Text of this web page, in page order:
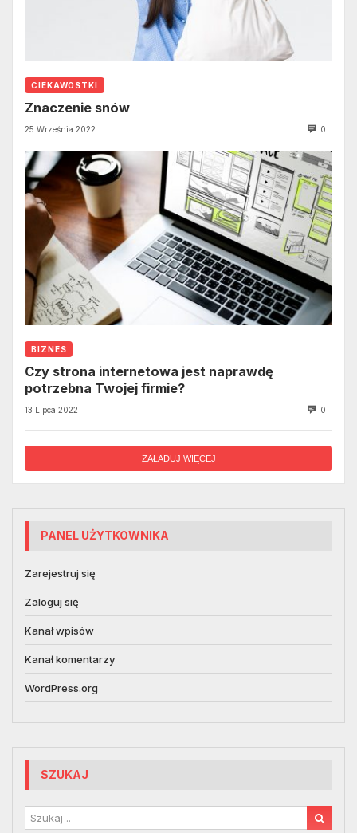
CIEKAWOSTKI
Znaczenie snów
25 Września 2022 0
BIZNES
Czy strona internetowa jest naprawdę
potrzebna Twojej firmie?
13 Lipca 2022 0
ZAŁADUJ WIĘCEJ
PANEL UŻYTKOWNIKA
Zarejestruj się
Zaloguj się
Kanał wpisów
Kanał komentarzy
WordPress.org
SZUKAJ